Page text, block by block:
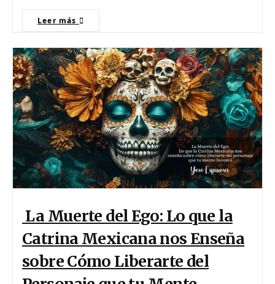
Leer más
La Muerte del Ego: Lo que la
Catrina Mexicana nos Enseña
sobre Cómo Liberarte del